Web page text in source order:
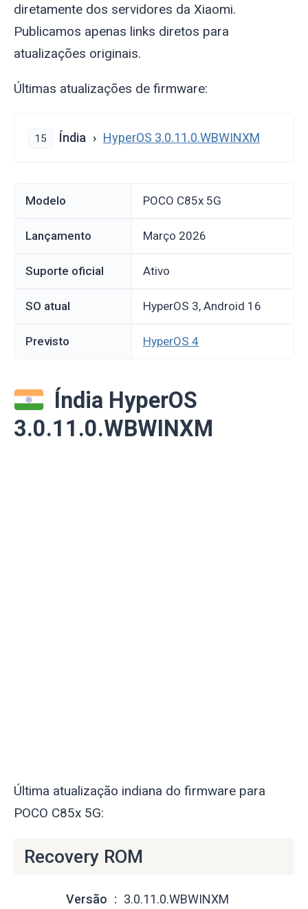
diretamente dos servidores da Xiaomi.
Publicamos apenas links diretos para
atualizações originais.
Últimas atualizações de firmware:
15 Índia HyperOS 3.0.11.0.WBWINXM
Modelo POCO C85x 5G
Lançamento março 2026
Suporte oficial Ativo
SO atual HyperOS 3, Android 16
Previsto HyperOS 4
Índia HyperOS
3.0.11.0.WBWINXM
Última atualização indiana do firmware para
POCO C85x 5G:
Recovery ROM
Versão 3.0.11.0.WBWINXM